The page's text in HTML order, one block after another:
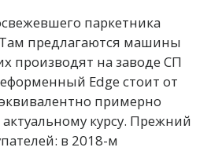
паркетника
Там предлагаются машины
производят на заводе СП
Edge стоит от
примерно
курсу. Прежний
в 2018-м